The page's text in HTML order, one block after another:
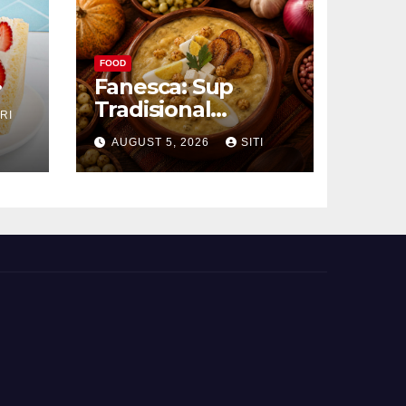
FOOD
Fanesca: Sup
Tradisional
Ekuador yang
Kaya Bahan dan
Rasa
AUGUST 5, 2026 SITI